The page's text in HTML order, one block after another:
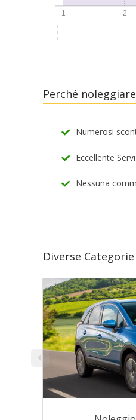
Perché
Numerosi
Eccellente
Nessuna
Diverse